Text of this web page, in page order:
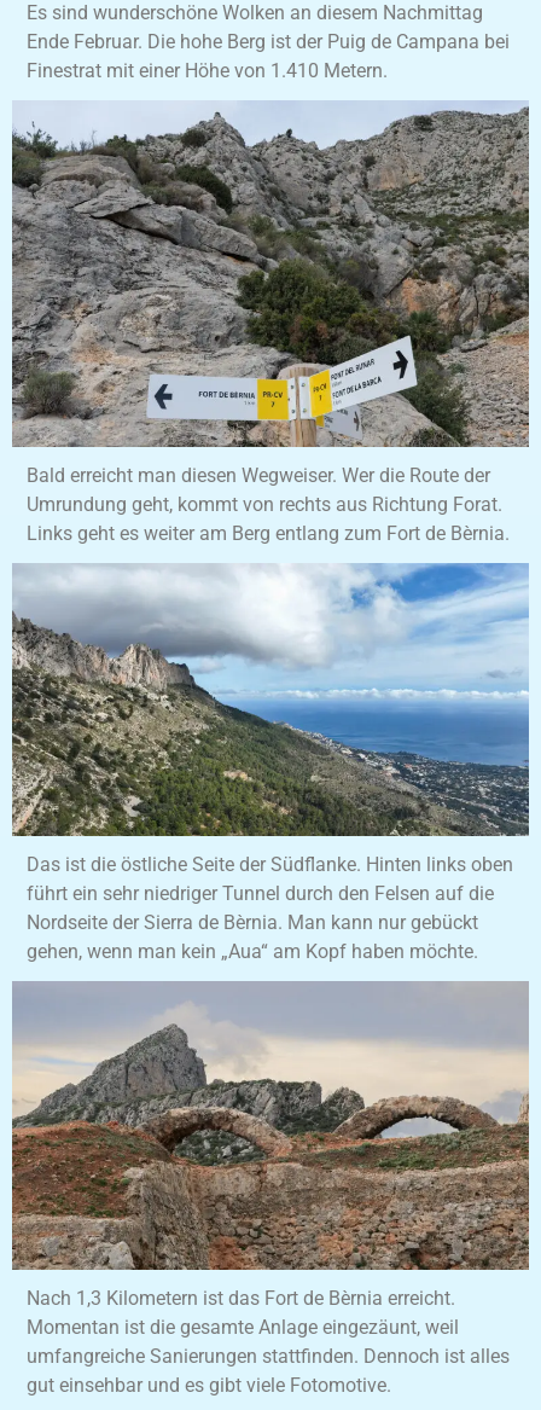
Es sind wunderschöne Wolken an diesem Nachmittag
Ende Februar. Die hohe Berg ist der Puig de Campana bei
Finestrat mit einer Höhe von 1.410 Metern.
Bald erreicht man diesen Wegweiser. Wer die Route der
Umrundung geht, kommt von rechts aus Richtung Forat.
Links geht es weiter am Berg entlang zum Fort de Bèrnia.
Das ist die östliche Seite der Südflanke. Hinten links oben
führt ein sehr niedriger Tunnel durch den Felsen auf die
Nordseite der Sierra de Bèrnia. Man kann nur gebückt
gehen, wenn man kein „Aua“ am Kopf haben möchte.
Nach 1,3 Kilometern ist das Fort de Bèrnia erreicht.
Momentan ist die gesamte Anlage eingezäunt, weil
umfangreiche Sanierungen stattfinden. Dennoch ist alles
gut einsehbar und es gibt viele Fotomotive.